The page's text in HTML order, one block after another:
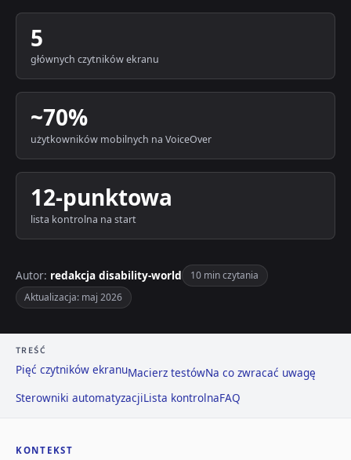
5
głównych czytników ekranu
~70%
użytkowników mobilnych na VoiceOver
12-punktowa
lista kontrolna na start
Autor: redakcja disability-world
10 min czytania
Aktualizacja: maj 2026
TREŚĆ
Pięć czytników ekranuMacierz testówNa co zwracać uwagę
Sterowniki automatyzacjiLista kontrolnaFAQ
KONTEKST